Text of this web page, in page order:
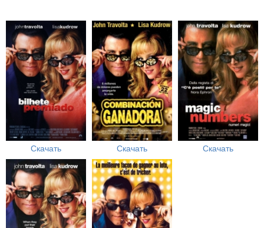
Скачать Скачать Скачать